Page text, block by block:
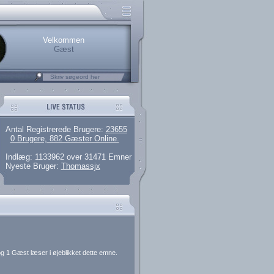
brugere
artikler og 135 guides
her.
Velkommen
Gæst
Antal Registrerede Brugere: 23655
0 Brugere, 882 Gæster Online.
Indlæg: 1133962 over 31471 Emner
Nyeste Bruger: Thomassjx
1 Gæst læser i øjeblikket dette emne.